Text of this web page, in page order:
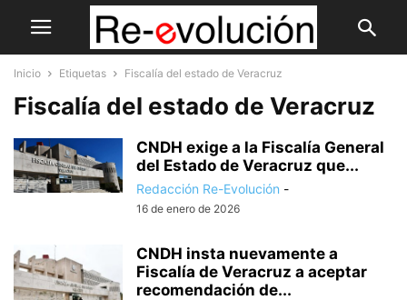
Inicio Etiquetas Fiscalía del estado de Veracruz
Fiscalía del estado de Veracruz
CNDH exige a la Fiscalía General
del Estado de Veracruz que...
Redacción Re-Evolución -
16 de enero de 2026
CNDH insta nuevamente a
Fiscalía de Veracruz a aceptar
recomendación de...